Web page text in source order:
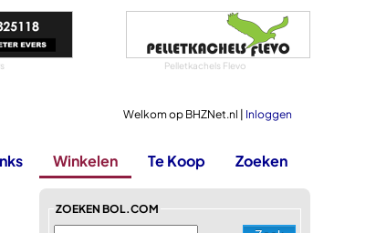
Pelletkachels Flevo
Welkom op BHZNet.nl | Inloggen
Winkelen Te Koop Zoeken
ZOEKEN BOL.COM